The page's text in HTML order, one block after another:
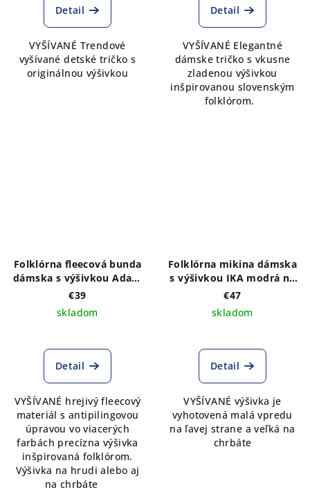
Detail
VYŠÍVANÉ Trendové
vyšívané detské tričko s
originálnou výšivkou
Detail
VYŠÍVANÉ Elegantné
dámske tričko s vkusne
zladenou výšivkou
inšpirovanou slovenským
folklórom.
Folklórna fleecová bunda
dámska s výšivkou Adam
biely výber farieb
€39
skladom
Detail
VYŠÍVANÉ hrejivý fleecový
materiál s antipilingovou
úpravou vo viacerých
farbách precízna výšivka
inšpirovaná folklórom.
Výšivka na hrudi alebo aj
na chrbáte
Folklórna mikina dámska
s výšivkou IKA modrá na
prednom a zadnom diele,
so zipsom a kapucňou
€47
skladom
Detail
VYŠÍVANÉ výšivka je
vyhotovená malá vpredu
na ľavej strane a veľká na
chrbáte